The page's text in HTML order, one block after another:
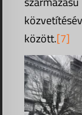
között.[7]